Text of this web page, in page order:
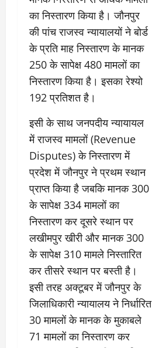
का निस्तारण किया है। जौनपुर
की पांच राजस्व न्यायालयों ने बोर्ड
के प्रति माह निस्तारण के मानक
250 के सापेक्ष 480 मामलों का
निस्तारण किया है। इसका रेश्यो
192 प्रतिशत है।
इसी के साथ जनपदीय न्यायायल
में राजस्व मामलों (Revenue
Disputes) के निस्तारण में
प्रदेश में जौनपुर ने प्रथम स्थान
प्राप्त किया है जबकि मानक 300
के सापेक्ष 334 मामलों का
निस्तारण कर दूसरे स्थान पर
लखीमपुर खीरी और मानक 300
के सापेक्ष 310 मामले निस्तारित
कर तीसरे स्थान पर बस्ती है।
इसी तरह अक्टूबर में जौनपुर के
जिलाधिकारी न्यायालय ने निर्धारित
30 मामलों के मानक के मुकाबले
71 मामलों का निस्तारण कर